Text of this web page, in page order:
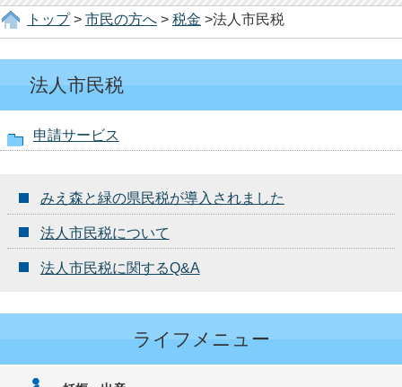
トップ> 市民の方へ > 税金 >法人市民税
法人市民税
申請サービス
みえ森と緑の県民税が導入されました
法人市民税について
法人市民税に関するQ&A
ライフメニュー